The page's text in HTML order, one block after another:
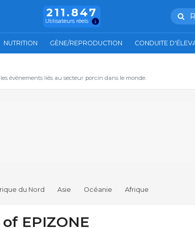
211.847
Utilisateurs réels
NUTRITION GÈNE/REPRODUCTION CONDUITE
événements liés au secteur porcin dans le monde.
du Nord Asie Océanie Afrique
EPIZONE